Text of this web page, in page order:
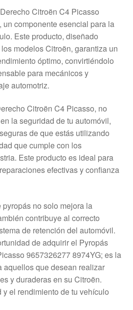
Citroën C4 Picasso
componente esencial para la
Este producto, diseñado
modelos Citroën, garantiza un
óptimo, convirtiéndolo
para mecánicos y
automotriz.
Citroën C4 Picasso, no
la seguridad de tu automóvil,
de que estás utilizando
que cumple con los
Este producto es ideal para
efectivas y confianza
no solo mejora la
contribuye al correcto
de retención del automóvil.
de adquirir el Pyropás
9657326277 8974YG; es la
aquellos que desean realizar
y duraderas en su Citroën.
el rendimiento de tu vehículo